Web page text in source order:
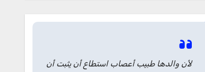
لأن والدها طبيب أعصاب استطاع أن يثبت أن